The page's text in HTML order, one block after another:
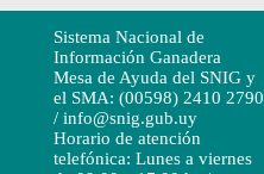
Sistema Nacional de
Información Ganadera
Mesa de Ayuda del SNIG y
el SMA: (00598) 2410 2790
/ info@snig.gub.uy
Horario de atención
telefónica: Lunes a viernes